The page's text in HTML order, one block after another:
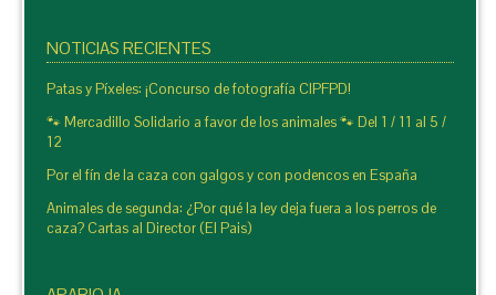
NOTICIAS RECIENTES
Patas y Píxeles: ¡Concurso de fotografía CIPFPD!
🐾 Mercadillo Solidario a favor de los animales 🐾 Del 1 / 11 al 5 /
12
Por el fín de la caza con galgos y con podencos en España
Animales de segunda: ¿Por qué la ley deja fuera a los perros de
caza? Cartas al Director (El Pais)